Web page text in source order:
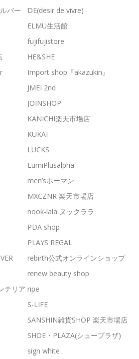
バー
DE(desir de vivre)
ELMU生活館
fujifujistore
HE&SHE
Import shop『akazukin』
JMEI 2nd
JOINSHOP
KANICHI楽天市場店
KUKAI
LUCKS
LumiPlusalpha
men’sホーマン
MXCZNR 楽天市場店
nook-lala ヌックララ
PDA shop
PLAYS REGAL
rebirth公式オンラインショップ
renew beauty shop
テリア ripe
S-LIFE
SANSHIN雑貨SHOP 楽天市場店
SHOE・PLAZA(シュープラザ)
sign white